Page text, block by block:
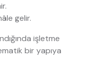
gelir.
işletme
bir yapıya